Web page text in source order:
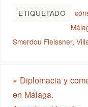
ETIQUETADO
Smerdou Fleissner,
« Diplomacia y
en Málaga.